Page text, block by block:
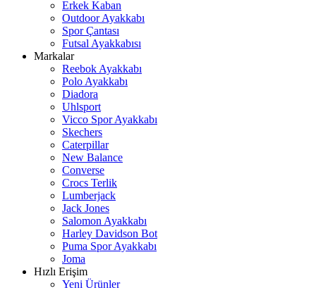
Erkek Kaban
Outdoor Ayakkabı
Spor Çantası
Futsal Ayakkabısı
Markalar
Reebok Ayakkabı
Polo Ayakkabı
Diadora
Uhlsport
Vicco Spor Ayakkabı
Skechers
Caterpillar
New Balance
Converse
Crocs Terlik
Lumberjack
Jack Jones
Salomon Ayakkabı
Harley Davidson Bot
Puma Spor Ayakkabı
Joma
Hızlı Erişim
Yeni Ürünler